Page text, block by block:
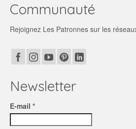
Communauté
Rejoignez Les Patronnes sur les
Newsletter
E-mail *